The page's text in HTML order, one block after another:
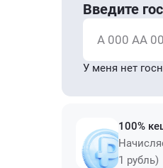
Введите
А 000 АА 00
У меня нет
100%
1 рубль)